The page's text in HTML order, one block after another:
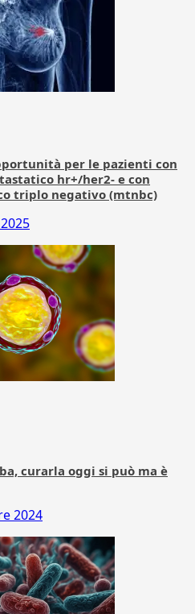
per le pazienti con
hr+/her2- e con
triplo negativo (mtnbc)
curarla oggi si può ma è
2024